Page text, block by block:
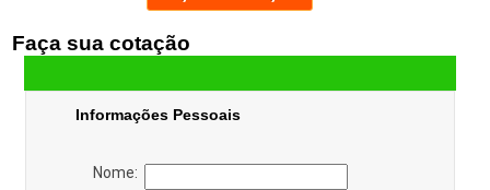
Faça sua cotação
Informações Pessoais
Nome: